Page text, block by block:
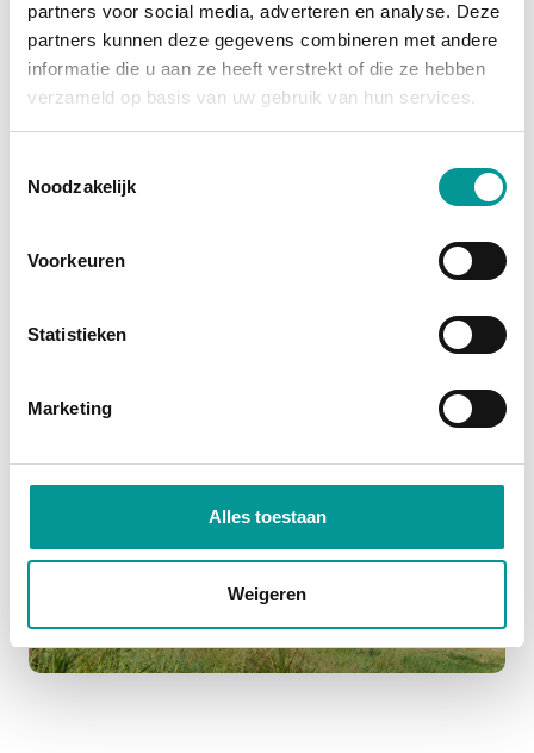
partners voor social media, adverteren en analyse. Deze
partners kunnen deze gegevens combineren met andere
informatie die u aan ze heeft verstrekt of die ze hebben
verzameld op basis van uw gebruik van hun services.
Noodzakelijk
Voorkeuren
Statistieken
Marketing
Alles toestaan
Weigeren
grootste afschrijving is al gedaan, en je profiteert
van
fiscale voordelenzoals investeringsaftrek en
btw-teruggave (bij een btw-auto). Je wordt namelijk
vrij houdt voor andere investeringen.